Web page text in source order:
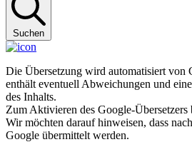
Suchen
Die Übersetzung wird automatisiert von
enthält eventuell Abweichungen und
des Inhalts.
Zum Aktivieren des Google-Übersetzers
Wir möchten darauf hinweisen, dass
Google übermittelt werden.